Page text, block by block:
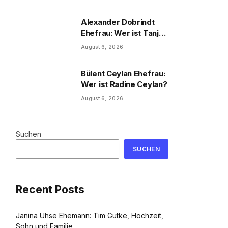
Alexander Dobrindt
Ehefrau: Wer ist Tanja
Käser?
August 6, 2026
Bülent Ceylan Ehefrau:
Wer ist Radine Ceylan?
August 6, 2026
Suchen
SUCHEN
Recent Posts
Janina Uhse Ehemann: Tim Gutke, Hochzeit,
Sohn und Familie